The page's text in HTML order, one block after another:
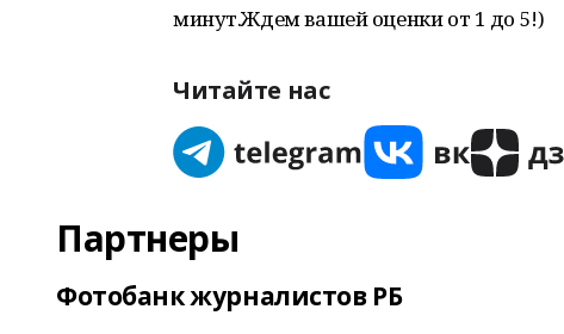
минут.Ждем вашей оценки от 1 до 5!)
Читайте нас
Партнеры
Фотобанк журналистов РБ